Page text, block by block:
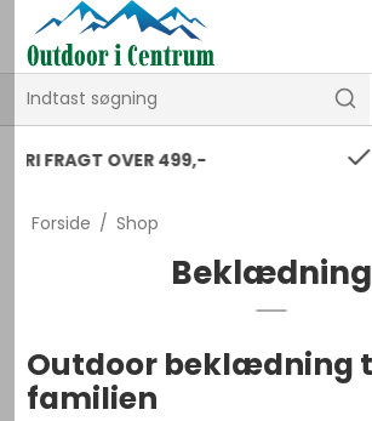
GOD KUNDESERVICE
Forside / Shop
Beklædning
Outdoor beklædning
familien